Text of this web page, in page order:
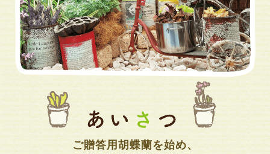
ご贈答用胡蝶蘭を始め、